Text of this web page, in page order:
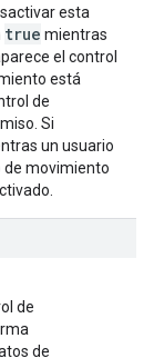
esta
true mientras
el control
está
de
Si
un usuario
de movimiento
de
de